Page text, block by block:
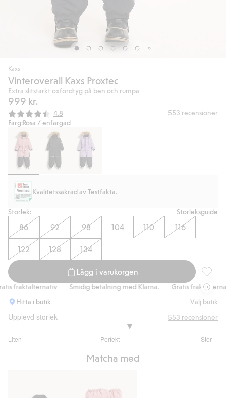
Kaxs
Vinteroverall Kaxs Proxtec
Extra slitstarkt oxfordtyg på ben och rumpa
999 kr.
Snittbetyg:
4.8 553 recensioner
Färg:Rosa / enfärgad
Kvalitetssäkrad av Testfakta.
Storlek: Storleksguide
86 92 98 104 110 116
122 128 134
Lägg i varukorgen
fraktalternativ Smidig betalning med Klarna.
Gratis fraktalternativ
Hitta i butik
Välj butik
Upplevd storlek
Liten Perfekt Stor
utav
553 recensioner
Matcha med